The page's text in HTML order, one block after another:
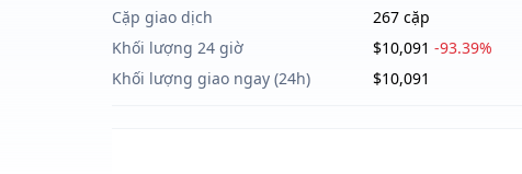
Cặp giao dịch 267 cặp
Khối lượng 24 giờ
$10,091 -93.39%
Khối lượng giao ngay (24h)
$10,091